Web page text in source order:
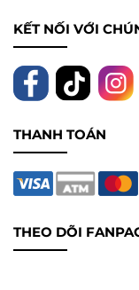
KẾT NỐI VỚI
THANH TOÁN
THEO DÕI